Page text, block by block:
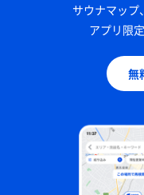
サウナマップ
アプリ限
無